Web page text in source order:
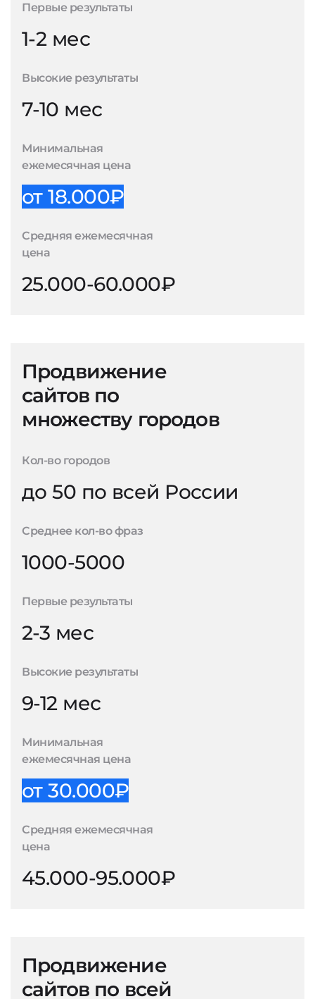
Первые результаты
1-2 мес
Высокие результаты
7-10 мес
Минимальная
ежемесячная цена
от 18.000₽
Средняя ежемесячная
цена
25.000-60.000₽
Продвижение
сайтов по
множеству городов
Кол-во городов
до 50 по всей России
Среднее кол-во фраз
1000-5000
Первые результаты
2-3 мес
Высокие результаты
9-12 мес
Минимальная
ежемесячная цена
от 30.000₽
Средняя ежемесячная
цена
45.000-95.000₽
Продвижение
сайтов по всей